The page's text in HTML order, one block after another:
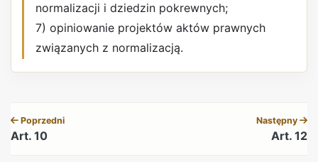
normalizacji i dziedzin pokrewnych;
7) opiniowanie projektów aktów prawnych
związanych z normalizacją.
Poprzedni
Art. 10
Następny
Art. 12